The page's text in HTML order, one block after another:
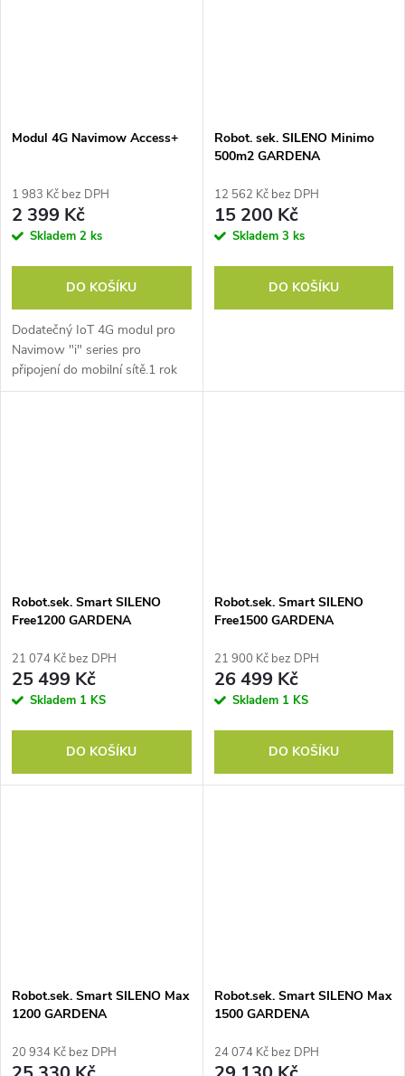
Modul 4G Navimow Access+
1 983 Kč bez DPH
2 399 Kč
Skladem 2 ks
DO KOŠÍKU
Dodatečný IoT 4G modul pro
Navimow "i" series pro
připojení do mobilní sítě.1 rok
dat zdarma.
Robot. sek. SILENO Minimo
500m2 GARDENA
12 562 Kč bez DPH
15 200 Kč
Skladem 3 ks
DO KOŠÍKU
Robot.sek. Smart SILENO
Free1200 GARDENA
21 074 Kč bez DPH
25 499 Kč
Skladem 1 KS
DO KOŠÍKU
Robot.sek. Smart SILENO
Free1500 GARDENA
21 900 Kč bez DPH
26 499 Kč
Skladem 1 KS
DO KOŠÍKU
Robot.sek. Smart SILENO Max
1200 GARDENA
20 934 Kč bez DPH
Robot.sek. Smart SILENO Max
1500 GARDENA
24 074 Kč bez DPH